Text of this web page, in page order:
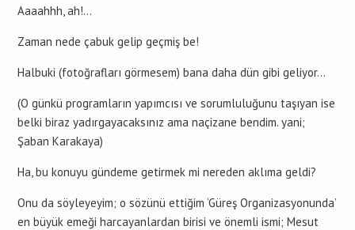
Aaaahhh, ah!…
Zaman nede çabuk gelip geçmiş be!
Halbuki (fotoğrafları görmesem) bana daha dün gibi geliyor…
(O günkü programların yapımcısı ve sorumluluğunu taşıyan ise
belki biraz yadırgayacaksınız ama naçizane bendim. yani;
Şaban Karakaya)
Ha, bu konuyu gündeme getirmek mi nereden aklıma geldi?
Onu da söyleyeyim; o sözünü ettiğim ‘Güreş Organizasyonunda’
en büyük emeği harcayanlardan birisi ve önemli ismi; Mesut